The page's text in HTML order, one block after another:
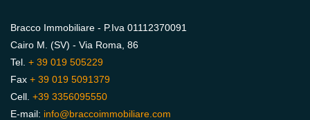
Bracco Immobiliare - P.Iva 01112370091
Cairo M. (SV) - Via Roma, 86
Tel. + 39 019 505229
Fax + 39 019 5091379
Cell. +39 3356095550
E-mail: info@braccoimmobiliare.com